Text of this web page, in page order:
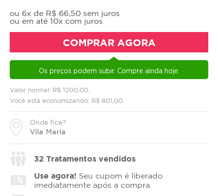
Valor normal: R$ 1200,00.
Você está economizando: R$ 801,00
Onde fica?
Vila Maria
ou 6x de R$ 66,50 sem juros
ou em até 10x com juros
COMPRAR AGORA
Os preços podem subir. Compre ainda hoje.
32 Tratamentos vendidos
Use agora! Seu cupom é liberado
imediatamente após a compra.